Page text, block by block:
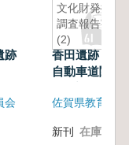
跡
会
文化財発掘
調査報告書
(2)
香田遺跡 九
自動車道関係
佐賀県教育委
新刊 在庫なし